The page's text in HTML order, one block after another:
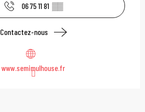
06 75 11 81 ▒▒
Contactez-nous
www.semimulhouse.fr